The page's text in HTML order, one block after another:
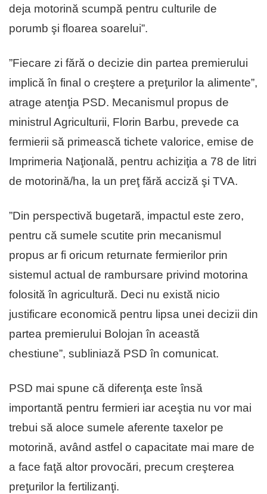
deja motorină scumpă pentru culturile de
porumb şi floarea soarelui”.
”Fiecare zi fără o decizie din partea premierului
implică în final o creştere a preţurilor la alimente”,
atrage atenţia PSD. Mecanismul propus de
ministrul Agriculturii, Florin Barbu, prevede ca
fermierii să primească tichete valorice, emise de
Imprimeria Naţională, pentru achiziţia a 78 de litri
de motorină/ha, la un preţ fără acciză şi TVA.
”Din perspectivă bugetară, impactul este zero,
pentru că sumele scutite prin mecanismul
propus ar fi oricum returnate fermierilor prin
sistemul actual de rambursare privind motorina
folosită în agricultură. Deci nu există nicio
justificare economică pentru lipsa unei decizii din
partea premierului Bolojan în această
chestiune”, subliniază PSD în comunicat.
PSD mai spune că diferenţa este însă
importantă pentru fermieri iar aceştia nu vor mai
trebui să aloce sumele aferente taxelor pe
motorină, având astfel o capacitate mai mare de
a face faţă altor provocări, precum creşterea
preţurilor la fertilizanţi.